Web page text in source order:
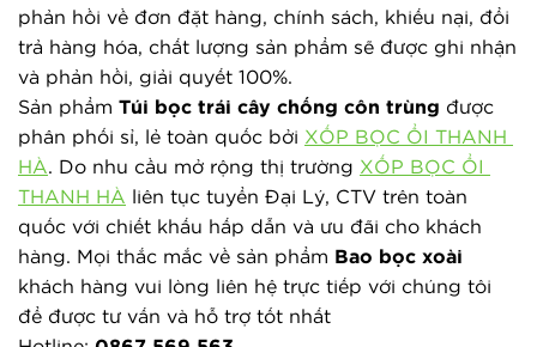
phản hồi về đơn đặt hàng, chính sách, khiếu nại, đổi
trả hàng hóa, chất lượng sản phẩm sẽ được ghi nhận
và phản hồi, giải quyết 100%.
Sản phẩm Túi bọc trái cây chống côn trùng được
phân phối sỉ, lẻ toàn quốc bởi XỐP BỌC ỔI THANH
HÀ. Do nhu cầu mở rộng thị trường XỐP BỌC ỔI
THANH HÀ liên tục tuyển Đại Lý, CTV trên toàn
quốc với chiết khấu hấp dẫn và ưu đãi cho khách
hàng. Mọi thắc mắc về sản phẩm Bao bọc xoài
khách hàng vui lòng liên hệ trực tiếp với chúng tôi
để được tư vấn và hỗ trợ tốt nhất